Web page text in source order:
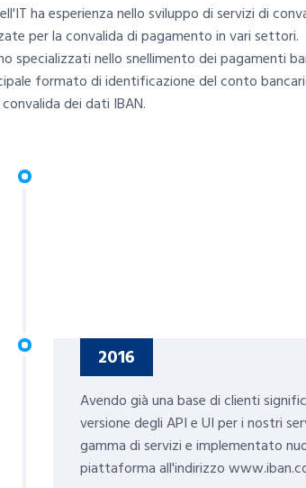
ha esperienza nello sviluppo di servizi di
per la convalida di pagamento in vari settori.
specializzati nello snellimento dei pagamenti
formato di identificazione del conto
dei dati IBAN.
2016
Avendo già una base di clienti
versione degli API e UI per i nostri
gamma di servizi e implementato
piattaforma all'indirizzo